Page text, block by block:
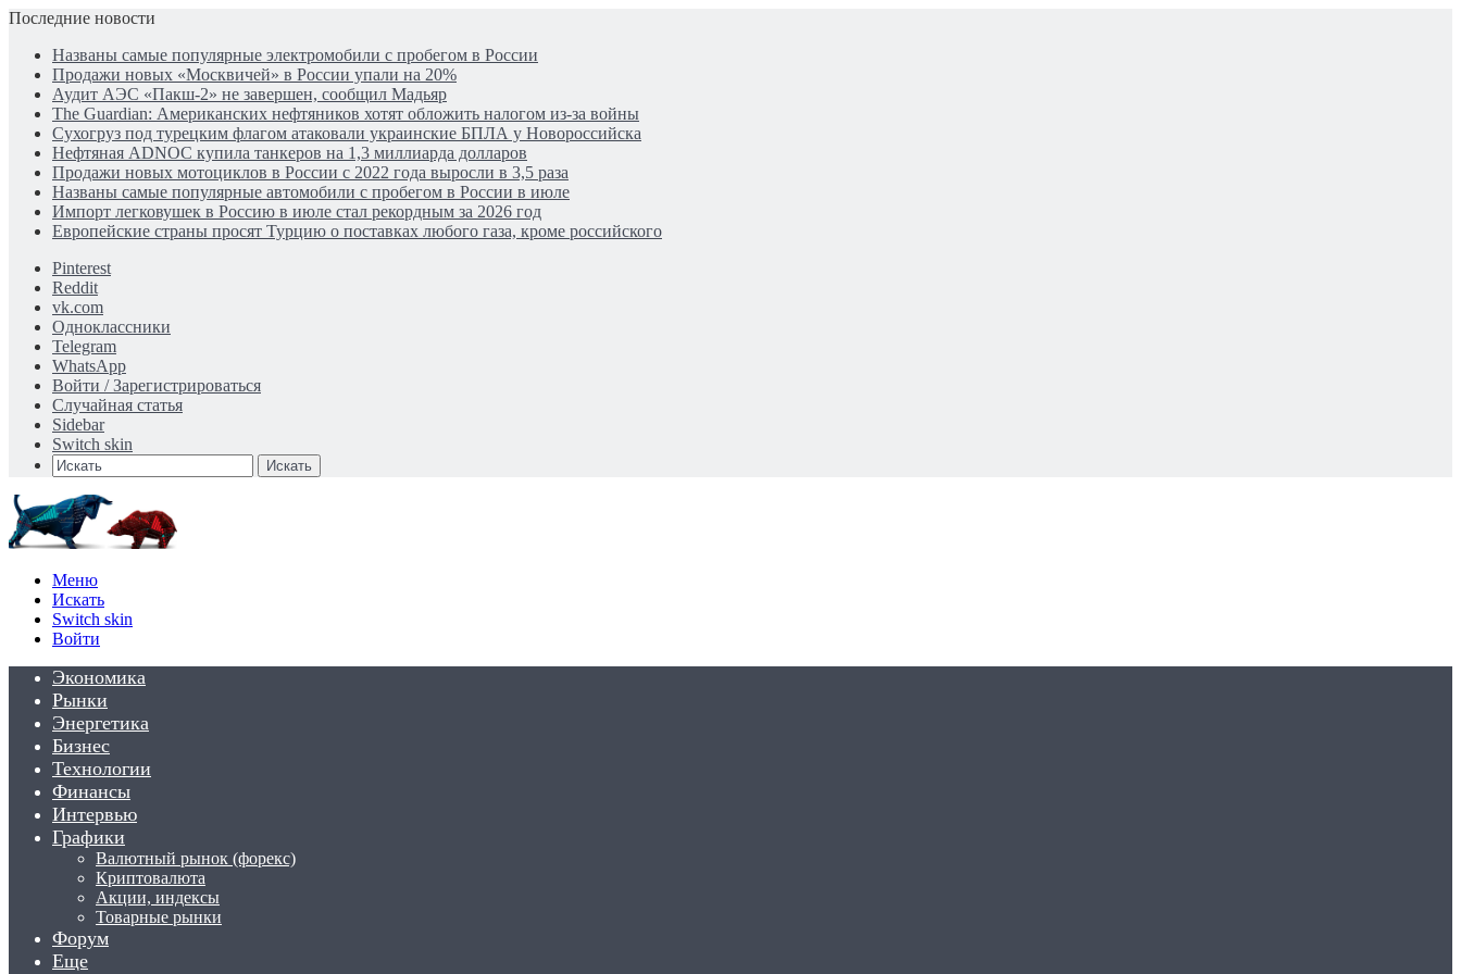
Последние новости
Названы самые популярные электромобили с пробегом в России
Продажи новых «Москвичей» в России упали на 20%
Аудит АЭС «Пакш-2» не завершен, сообщил Мадьяр
The Guardian: Американских нефтяников хотят обложить налогом из-за войны
Сухогруз под турецким флагом атаковали украинские БПЛА у Новороссийска
Нефтяная ADNOC купила танкеров на 1,3 миллиарда долларов
Продажи новых мотоциклов в России с 2022 года выросли в 3,5 раза
Названы самые популярные автомобили с пробегом в России в июле
Импорт легковушек в Россию в июле стал рекордным за 2026 год
Европейские страны просят Турцию о поставках любого газа, кроме российского
Pinterest
Reddit
vk.com
Одноклассники
Telegram
WhatsApp
Войти / Зарегистрироваться
Случайная статья
Sidebar
Switch skin
Искать
Меню
Искать
Switch skin
Войти
Экономика
Рынки
Энергетика
Бизнес
Технологии
Финансы
Интервью
Графики
Валютный рынок (форекс)
Криптовалюта
Акции, индексы
Товарные рынки
Форум
Еще